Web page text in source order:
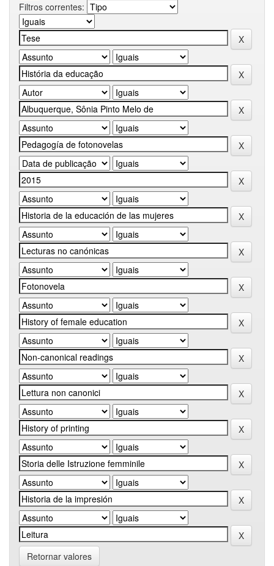
Filtros correntes:
Retornar valores